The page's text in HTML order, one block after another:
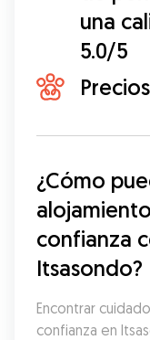
una
5.0/5
¿Cómo
confianza
Itsasondo?
Encontrar
confianza en